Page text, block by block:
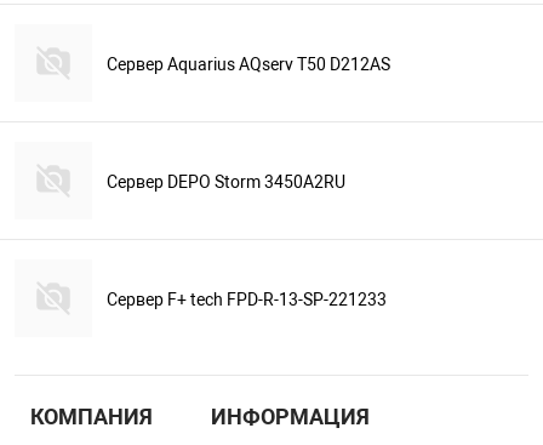
Сервер Aquarius AQserv T50 D212AS
Сервер DEPO Storm 3450A2RU
Сервер F+ tech FPD-R-13-SP-221233
КОМПАНИЯ ИНФОРМАЦИЯ